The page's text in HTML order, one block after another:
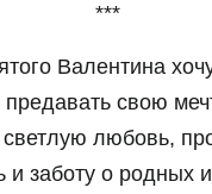
***
Валентина
предавать свою
любовь,
и заботу о родных